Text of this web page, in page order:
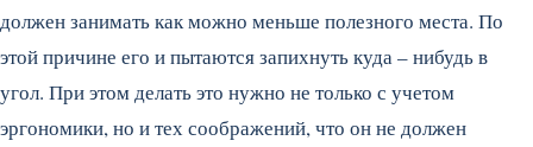
должен занимать как можно меньше полезного места. По
этой причине его и пытаются запихнуть куда – нибудь в
угол. При этом делать это нужно не только с учетом
эргономики, но и тех соображений, что он не должен